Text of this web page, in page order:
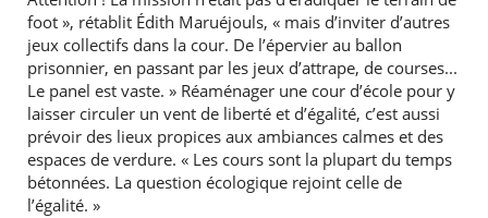
foot », rétablit Édith Maruéjouls, « mais d’inviter d’autres
jeux collectifs dans la cour. De l’épervier au ballon
prisonnier, en passant par les jeux d’attrape, de courses...
Le panel est vaste. » Réaménager une cour d’école pour y
laisser circuler un vent de liberté et d’égalité, c’est aussi
prévoir des lieux propices aux ambiances calmes et des
espaces de verdure. « Les cours sont la plupart du temps
bétonnées. La question écologique rejoint celle de
l’égalité. »